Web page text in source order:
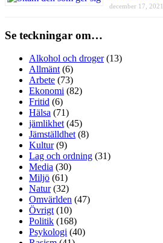
december 17, 2021
Se teckningar om…
Alkohol och droger(13)
Allmänt (6)
Arbete (73)
Ekonomi (82)
Fritid (6)
Hälsa (71)
jämlikhet (45)
Jämställdhet (8)
Kultur(9)
Lag och ordning (31)
Media (30)
Miljö (61)
Natur(32)
Omvärlden (47)
Övrigt (10)
Politik (168)
Psykologi (40)